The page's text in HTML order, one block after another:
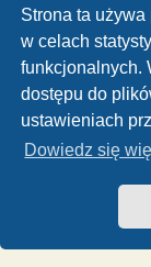
Strona ta
w celach
funkcjonalnych.
dostępu do
ustawieniach
Dowiedz się
Forum
Technologię